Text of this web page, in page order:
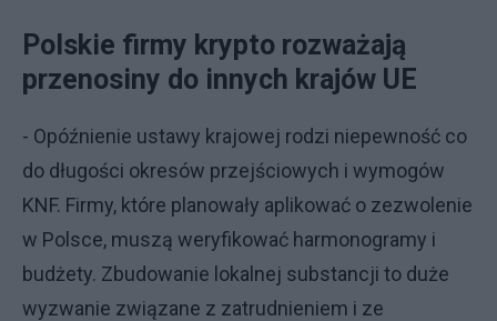
Polskie firmy krypto rozważają
przenosiny do innych krajów UE
- Opóźnienie ustawy krajowej rodzi niepewność co
do długości okresów przejściowych i wymogów
KNF. Firmy, które planowały aplikować o zezwolenie
w Polsce, muszą weryfikować harmonogramy i
budżety. Zbudowanie lokalnej substancji to duże
wyzwanie związane z zatrudnieniem i ze